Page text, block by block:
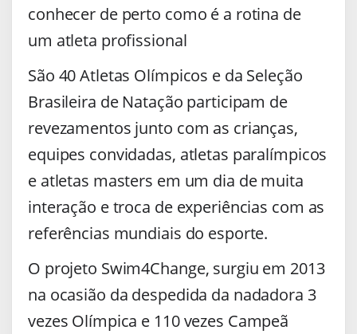
conhecer de perto como é a rotina de
um atleta profissional
São 40 Atletas Olímpicos e da Seleção
Brasileira de Natação participam de
revezamentos junto com as crianças,
equipes convidadas, atletas paralímpicos
e atletas masters em um dia de muita
interação e troca de experiências com as
referências mundiais do esporte.
O projeto Swim4Change, surgiu em 2013
na ocasião da despedida da nadadora 3
vezes Olímpica e 110 vezes Campeã